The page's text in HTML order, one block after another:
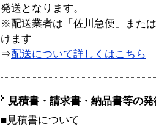
発送となります。
※配送業者は「佐川急便」また
けます
⇒配送について詳しくはこちら
見積書・請求書・納品書等の
■見積書について